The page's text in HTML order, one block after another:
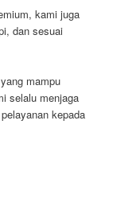
kami juga
dan sesuai
mampu
selalu menjaga
kepada